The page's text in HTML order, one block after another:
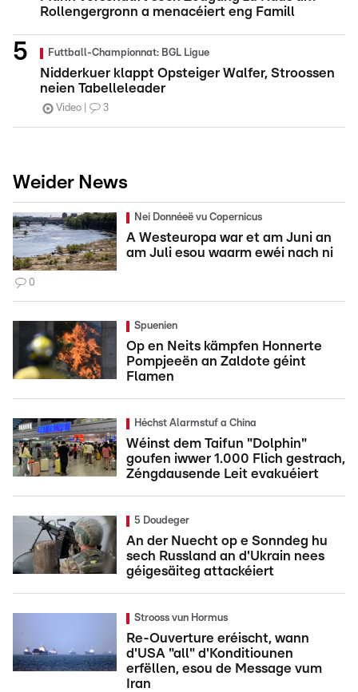
Rollengergronn a menacéiert eng Famill
Futtball-Championnat: BGL Ligue
Nidderkuer klappt Opsteiger Walfer, Stroossen
neien Tabelleleader
Video 3
Weider News
Nei Donnéeë vu Copernicus
A Westeuropa war et am Juni an
am Juli esou waarm ewéi nach ni
0
Spuenien
Op en Neits kämpfen Honnerte
Pompjeeën an Zaldote géint
Flamen
Héchst Alarmstuf a China
Wéinst dem Taifun "Dolphin"
goufen iwwer 1.000 Flich gestrach,
Zéngdausende Leit evakuéiert
5 Doudeger
An der Nuecht op e Sonndeg hu
sech Russland an d'Ukrain nees
géigesäiteg attackéiert
Strooss vun Hormus
Re-Ouverture eréischt, wann
d'USA "all" d'Konditiounen
erfëllen, esou de Message vum
Iran